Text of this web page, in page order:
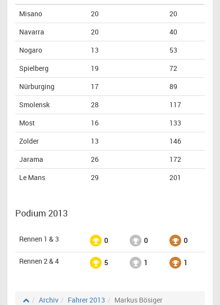
Misano
20
20
Navarra
20
40
Nogaro
13
53
Spielberg
19
72
Nürburging
17
89
Smolensk
28
117
Most
16
133
Zolder
13
146
Jarama
26
172
Le Mans
29 201
Podium 2013
Rennen 1 & 3 0 0 0
Rennen 2 & 4 5 1 1
Archiv Fahrer 2013 Markus Bösiger